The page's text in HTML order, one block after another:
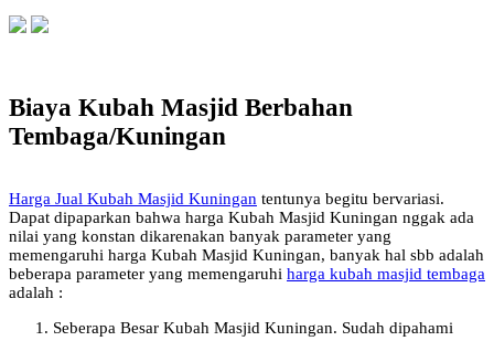
Biaya Kubah Masjid Berbahan
Tembaga/Kuningan
Harga Jual Kubah Masjid Kuningan tentunya begitu bervariasi.
Dapat dipaparkan bahwa harga Kubah Masjid Kuningan nggak ada
nilai yang konstan dikarenakan banyak parameter yang
memengaruhi harga Kubah Masjid Kuningan, banyak hal sbb adalah
beberapa parameter yang memengaruhi harga kubah masjid tembaga
adalah :
Seberapa Besar Kubah Masjid Kuningan. Sudah dipahami